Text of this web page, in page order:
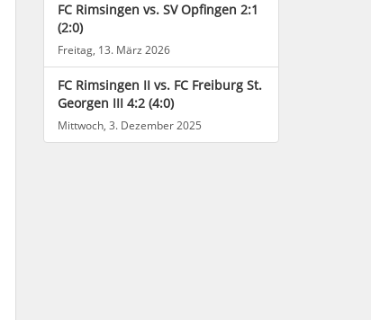
FC Rimsingen vs. SV Opfingen 2:1
(2:0)
Freitag, 13. März 2026
FC Rimsingen II vs. FC Freiburg St.
Georgen III 4:2 (4:0)
Mittwoch, 3. Dezember 2025